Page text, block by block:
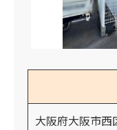
大阪府大阪市西